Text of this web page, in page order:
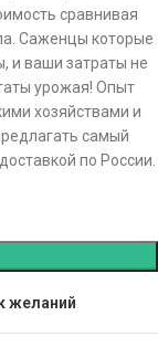
сравнивая
Саженцы которые
и ваши затраты не
урожая! Опыт
хозяйствами и
самый
по России.
желаний